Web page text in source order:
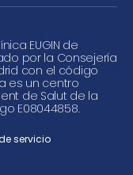
EUGIN de
por la Consejería
con el código
es un centro
de Salut de la
E08044858.
servicio